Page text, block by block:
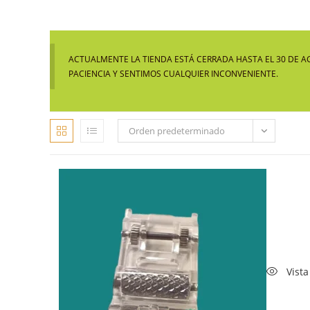
ACTUALMENTE LA TIENDA ESTÁ CERRADA HASTA EL 30 DE
PACIENCIA Y SENTIMOS CUALQUIER INCONVENIENTE.
Orden predeterminado
Vista